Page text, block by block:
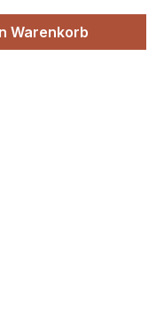
Warenkorb